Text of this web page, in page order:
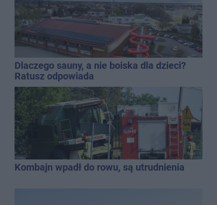
Dlaczego sauny, a nie boiska dla dzieci?
Ratusz odpowiada
Kombajn wpadł do rowu, są utrudnienia